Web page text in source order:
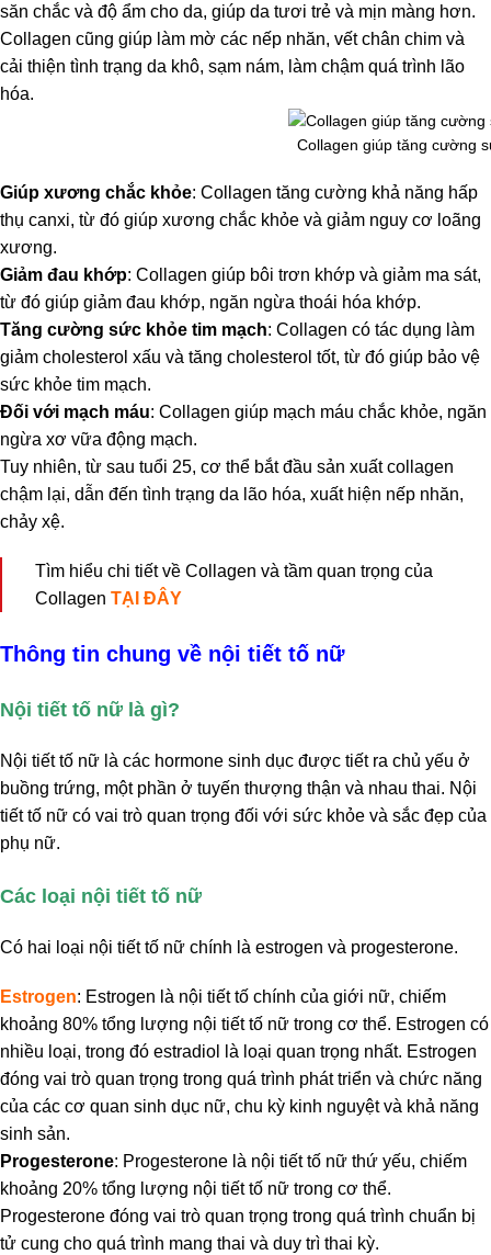
săn chắc và độ ẩm cho da, giúp da tươi trẻ và mịn màng hơn.
Collagen cũng giúp làm mờ các nếp nhăn, vết chân chim và
cải thiện tình trạng da khô, sạm nám, làm chậm quá trình lão
hóa.
Collagen giúp tăng cường
Giúp xương chắc khỏe: Collagen tăng cường khả năng hấp
thụ canxi, từ đó giúp xương chắc khỏe và giảm nguy cơ loãng
xương.
Giảm đau khớp: Collagen giúp bôi trơn khớp và giảm ma sát,
từ đó giúp giảm đau khớp, ngăn ngừa thoái hóa khớp.
Tăng cường sức khỏe tim mạch: Collagen có tác dụng làm
giảm cholesterol xấu và tăng cholesterol tốt, từ đó giúp bảo vệ
sức khỏe tim mạch.
Đối với mạch máu: Collagen giúp mạch máu chắc khỏe, ngăn
ngừa xơ vữa động mạch.
Tuy nhiên, từ sau tuổi 25, cơ thể bắt đầu sản xuất collagen
chậm lại, dẫn đến tình trạng da lão hóa, xuất hiện nếp nhăn,
chảy xệ.
Tìm hiểu chi tiết về Collagen và tầm quan trọng của
Collagen TẠI ĐÂY
Thông tin chung về nội tiết tố nữ
Nội tiết tố nữ là gì?
Nội tiết tố nữ là các hormone sinh dục được tiết ra chủ yếu ở
buồng trứng, một phần ở tuyến thượng thận và nhau thai. Nội
tiết tố nữ có vai trò quan trọng đối với sức khỏe và sắc đẹp của
phụ nữ.
Các loại nội tiết tố nữ
Có hai loại nội tiết tố nữ chính là estrogen và progesterone.
Estrogen: Estrogen là nội tiết tố chính của giới nữ, chiếm
khoảng 80% tổng lượng nội tiết tố nữ trong cơ thể. Estrogen có
nhiều loại, trong đó estradiol là loại quan trọng nhất. Estrogen
đóng vai trò quan trọng trong quá trình phát triển và chức năng
của các cơ quan sinh dục nữ, chu kỳ kinh nguyệt và khả năng
sinh sản.
Progesterone: Progesterone là nội tiết tố nữ thứ yếu, chiếm
khoảng 20% tổng lượng nội tiết tố nữ trong cơ thể.
Progesterone đóng vai trò quan trọng trong quá trình chuẩn bị
tử cung cho quá trình mang thai và duy trì thai kỳ.